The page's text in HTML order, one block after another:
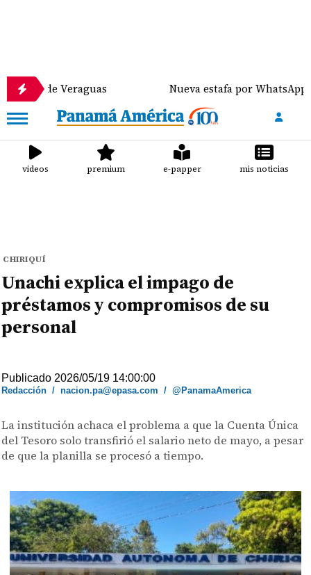
Veraguas Nueva estafa por WhatsApp
videos premium e-papper mis noticias
CHIRIQUÍ
Unachi explica el impago de
préstamos y compromisos de su
personal
Publicado 2026/05/19 14:00:00
Redacción /nacion.pa@epasa.com /@PanamaAmerica
La institución achaca el problema a que la Cuenta Única
del Tesoro solo transfirió el salario neto de mayo, a pesar
de que la planilla se procesó a tiempo.